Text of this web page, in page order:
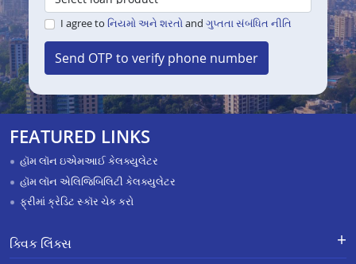
I agree to નિયમો અને શરતોand ગુપ્તતા સંબંધિત નીતિ
Send OTP to verify phone number
FEATURED LINKS
હૉમ લૉન ઇએમઆઈ કેલક્યુલેટર
હૉમ લૉન એલિજિબિલિટી કેલક્યુલેટર
ફ્રીમાં ક્રેડિટ સ્કૉર ચેક કરો
ક્વિક લિંક્સ